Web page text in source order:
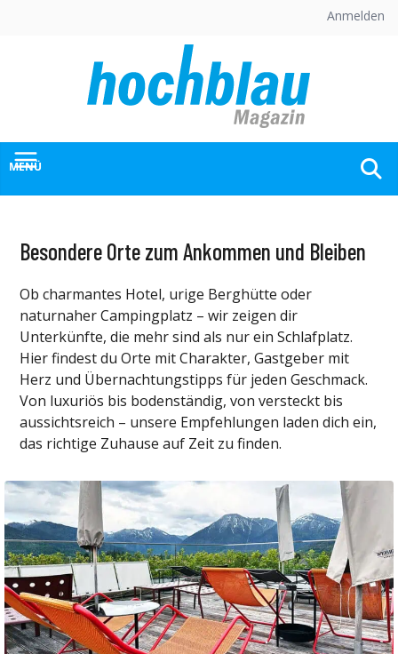
Anmelden
MENÜ
Besondere Orte zum Ankommen und Bleiben
Ob charmantes Hotel, urige Berghütte oder
naturnaher Campingplatz – wir zeigen dir
Unterkünfte, die mehr sind als nur ein Schlafplatz.
Hier findest du Orte mit Charakter, Gastgeber mit
Herz und Übernachtungstipps für jeden Geschmack.
Von luxuriös bis bodenständig, von versteckt bis
aussichtsreich – unsere Empfehlungen laden dich ein,
das richtige Zuhause auf Zeit zu finden.